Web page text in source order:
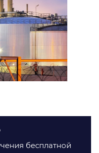
бесплатной